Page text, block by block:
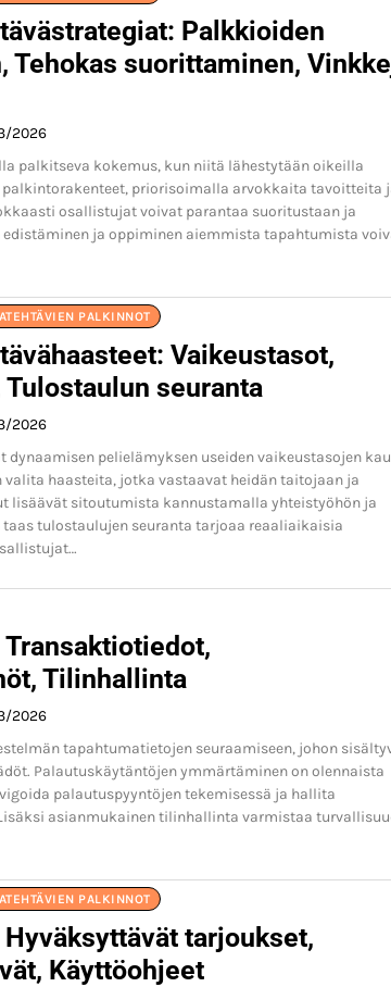
Palkkioiden
Tehokas suorittaminen,
2026
palkitseva kokemus, kun niitä lähestytään oikeilla
priorisoimalla arvokkaita tavoitteita
osallistujat voivat parantaa suoritustaan ja
ja oppiminen aiemmista tapahtumista
PALKINNOT
Vaikeustasot,
seuranta
2026
dynaamisen pelielämyksen useiden vaikeustasojen
haasteita, jotka vastaavat heidän taitojaan ja
lisäävät sitoutumista kannustamalla yhteistyöhön ja
tulostaulujen seuranta tarjoaa reaaliaikaisia
Tilinhallinta
2026
tapahtumatietojen seuraamiseen, johon
Palautuskäytäntöjen ymmärtäminen on olennaista
palautuspyyntöjen tekemisessä ja hallita
asianmukainen tilinhallinta varmistaa
PALKINNOT
Hyväksyttävät tarjoukset,
Käyttöohjeet